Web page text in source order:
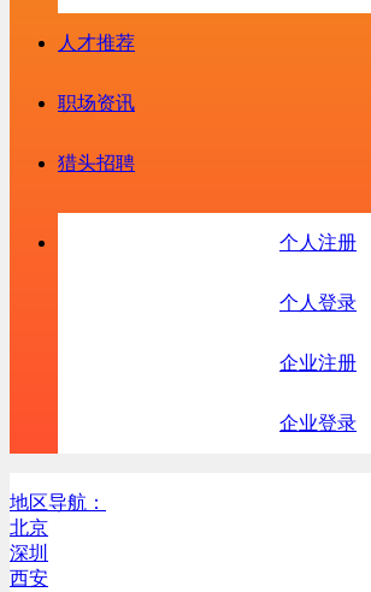
人才推荐
职场资讯
猎头招聘
个人注册
个人登录
企业注册
企业登录
地区导航：
北京
深圳
西安